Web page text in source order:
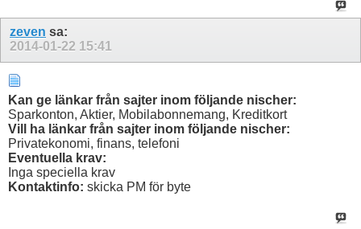
zeven sa:
2014-01-22 15:41
Kan ge länkar från sajter inom följande nischer:
Sparkonton, Aktier, Mobilabonnemang, Kreditkort
Vill ha länkar från sajter inom följande nischer:
Privatekonomi, finans, telefoni
Eventuella krav:
Inga speciella krav
Kontaktinfo: skicka PM för byte